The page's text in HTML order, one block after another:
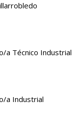
a Técnico Industrial
a Industrial